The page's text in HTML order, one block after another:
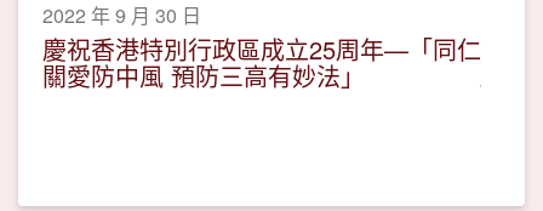
2022 年 9 月 30 日
慶祝香港特別行政區成立25周年—「同仁
關愛防中風 預防三高有妙法」